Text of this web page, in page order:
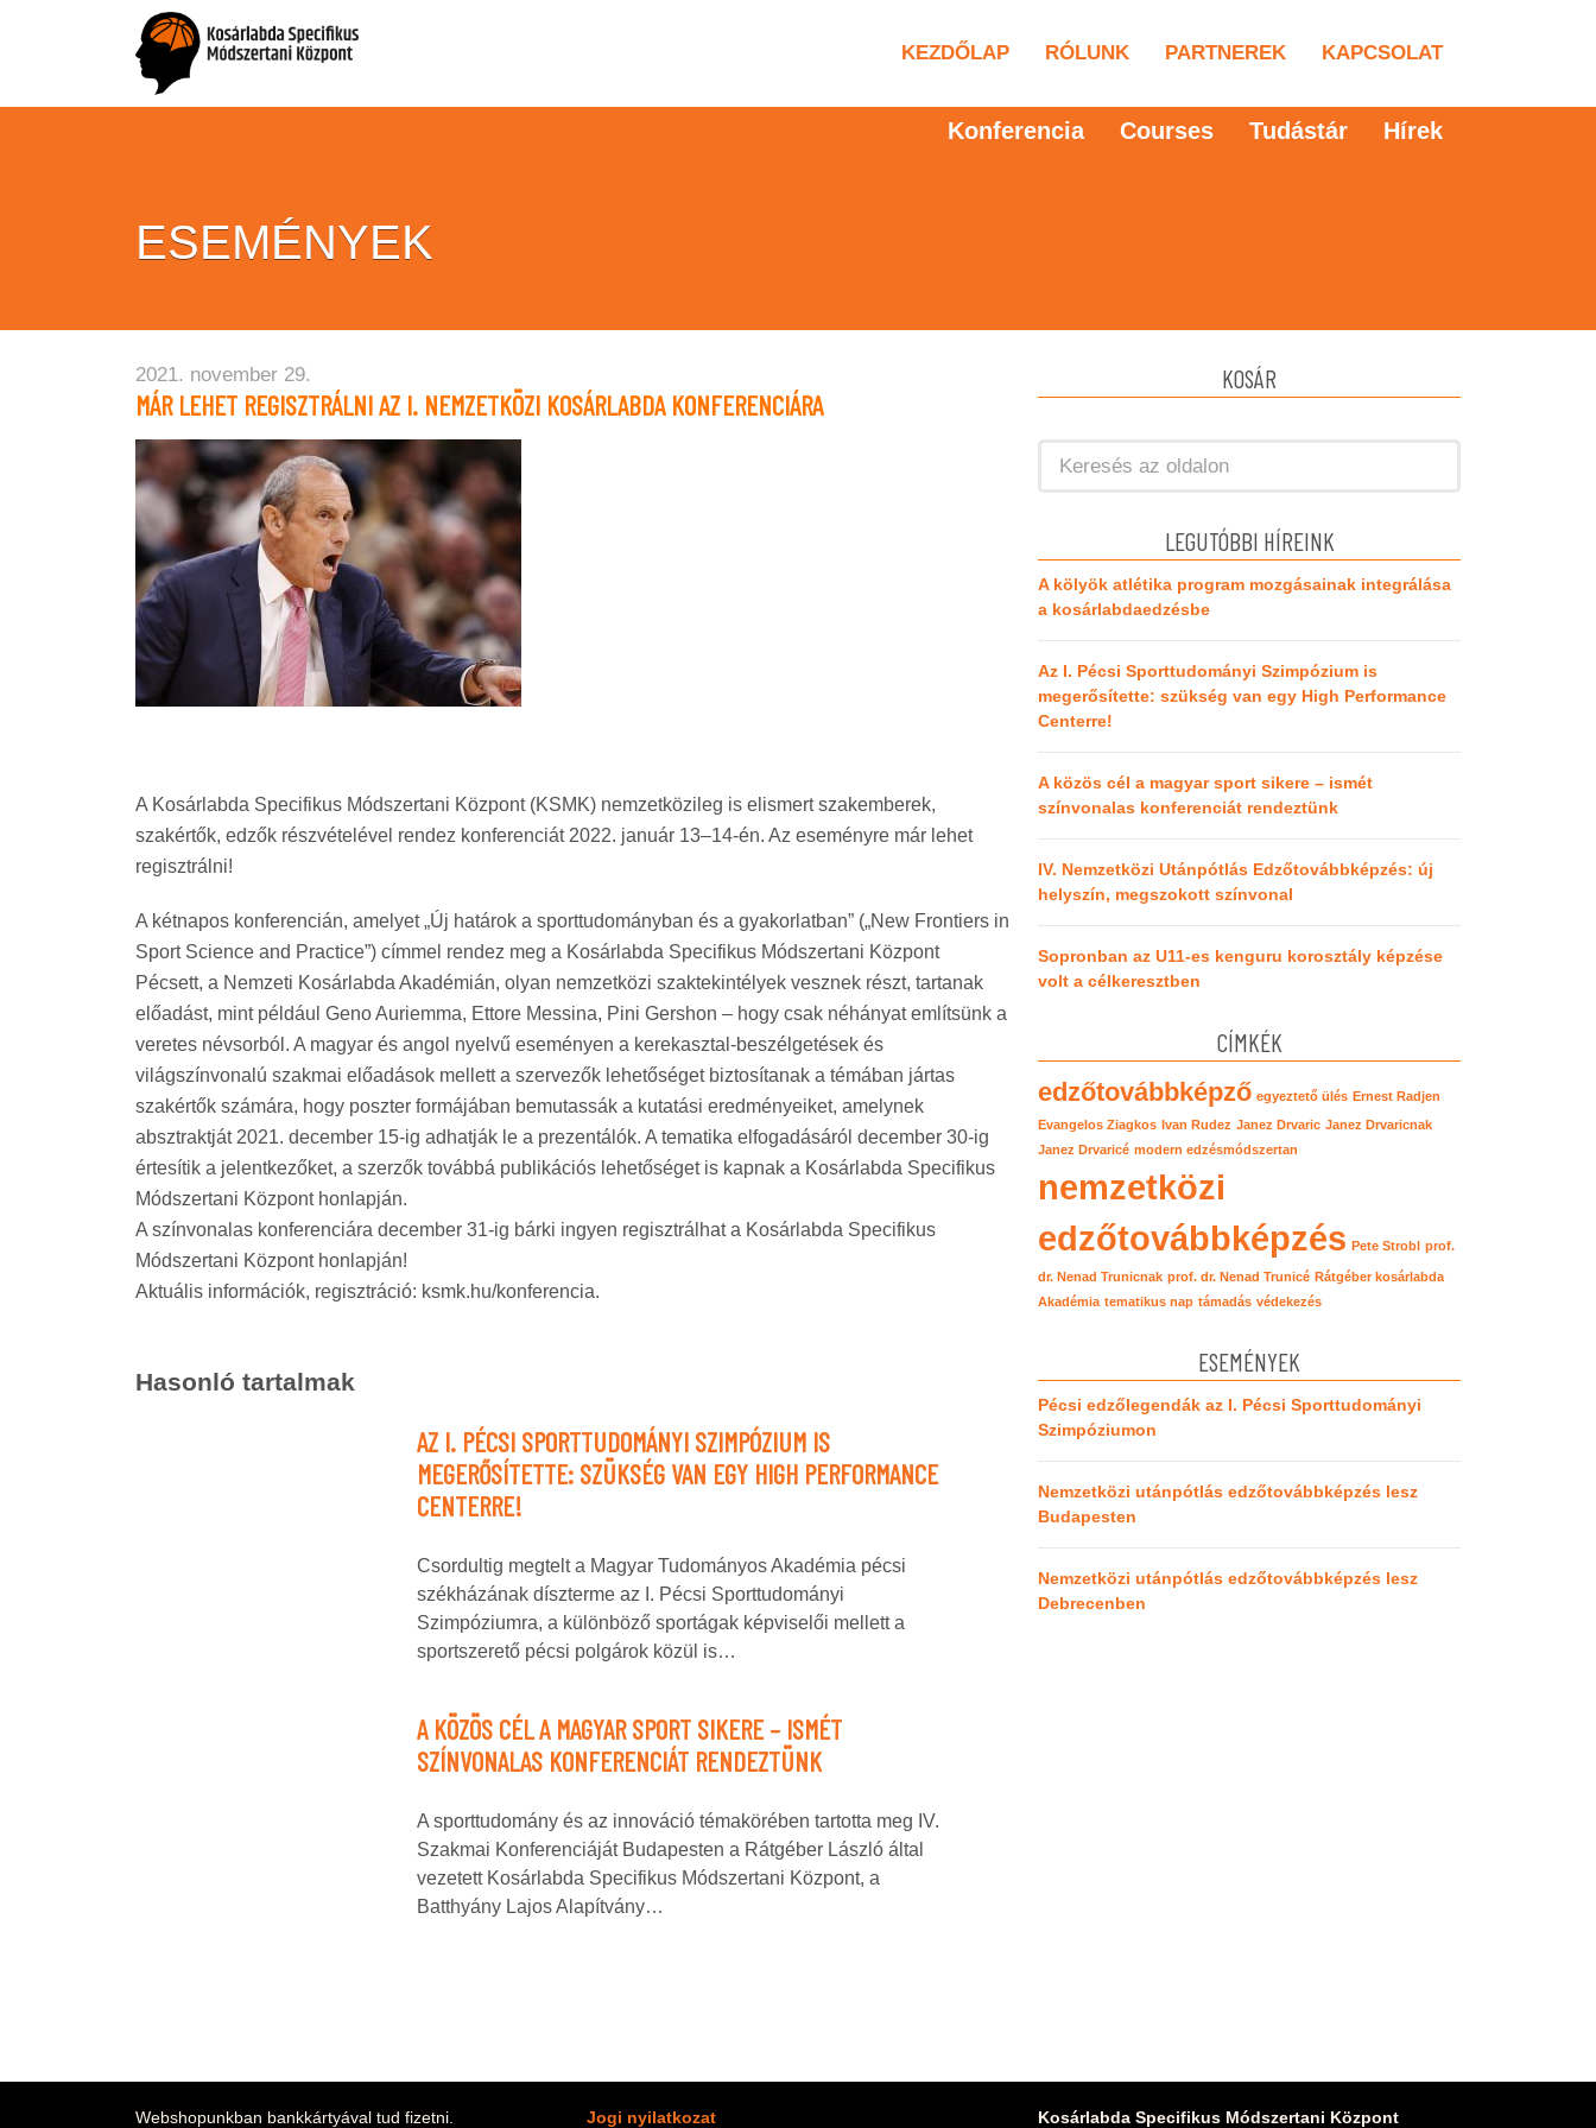
KEZDŐLAP RÓLUNK PARTNEREK KAPCSOLAT
Konferencia Courses Tudástár Hírek
ESEMÉNYEK
2021. november 29.
MÁR LEHET REGISZTRÁLNI AZ I. NEMZETKÖZI KOSÁRLABDA KONFERENCIÁRA
A Kosárlabda Specifikus Módszertani Központ (KSMK) nemzetközileg is elismert szakemberek,
szakértők, edzők részvételével rendez konferenciát 2022. január 13–14-én. Az eseményre már lehet
regisztrálni!
A kétnapos konferencián, amelyet „Új határok a sporttudományban és a gyakorlatban” („New Frontiers in
Sport Science and Practice”) címmel rendez meg a Kosárlabda Specifikus Módszertani Központ
Pécsett, a Nemzeti Kosárlabda Akadémián, olyan nemzetközi szaktekintélyek vesznek részt, tartanak
előadást, mint például Geno Auriemma, Ettore Messina, Pini Gershon – hogy csak néhányat említsünk a
veretes névsorból. A magyar és angol nyelvű eseményen a kerekasztal-beszélgetések és
világszínvonalú szakmai előadások mellett a szervezők lehetőséget biztosítanak a témában jártas
szakértők számára, hogy poszter formájában bemutassák a kutatási eredményeiket, amelynek
absztraktját 2021. december 15-ig adhatják le a prezentálók. A tematika elfogadásáról december 30-ig
értesítik a jelentkezőket, a szerzők továbbá publikációs lehetőséget is kapnak a Kosárlabda Specifikus
Módszertani Központ honlapján.
A színvonalas konferenciára december 31-ig bárki ingyen regisztrálhat a Kosárlabda Specifikus
Módszertani Központ honlapján!
Aktuális információk, regisztráció: ksmk.hu/konferencia.
Hasonló tartalmak
AZ I. PÉCSI SPORTTUDOMÁNYI SZIMPÓZIUM IS
MEGERŐSÍTETTE: SZÜKSÉG VAN EGY HIGH PERFORMANCE
CENTERRE!
Csordultig megtelt a Magyar Tudományos Akadémia pécsi
székházának díszterme az I. Pécsi Sporttudományi
Szimpóziumra, a különböző sportágak képviselői mellett a
sportszerető pécsi polgárok közül is…
A KÖZÖS CÉL A MAGYAR SPORT SIKERE – ISMÉT
SZÍNVONALAS KONFERENCIÁT RENDEZTÜNK
A sporttudomány és az innováció témakörében tartotta meg IV.
Szakmai Konferenciáját Budapesten a Rátgéber László által
vezetett Kosárlabda Specifikus Módszertani Központ, a
Batthyány Lajos Alapítvány…
KOSÁR
LEGUTÓBBI HÍREINK
A kölyök atlétika program mozgásainak integrálása
a kosárlabdaedzésbe
Az I. Pécsi Sporttudományi Szimpózium is
megerősítette: szükség van egy High Performance
Centerre!
A közös cél a magyar sport sikere – ismét
színvonalas konferenciát rendeztünk
IV. Nemzetközi Utánpótlás Edzőtovábbképzés: új
helyszín, megszokott színvonal
Sopronban az U11-es kenguru korosztály képzése
volt a célkeresztben
CÍMKÉK
edzőtovábbképző egyeztető ülés Ernest Radjen
Evangelos Ziagkos Ivan Rudez Janez Drvaric Janez Drvaricnak
Janez Drvaricé modern edzésmódszertan
nemzetközi
edzőtovábbképzés Pete Strobl prof.
dr. Nenad Trunicnak prof. dr. Nenad Trunicé Rátgéber kosárlabda
Akadémia tematikus nap támadás védekezés
ESEMÉNYEK
Pécsi edzőlegendák az I. Pécsi Sporttudományi
Szimpóziumon
Nemzetközi utánpótlás edzőtovábbképzés lesz
Budapesten
Nemzetközi utánpótlás edzőtovábbképzés lesz
Debrecenben
Webshopunkban bankkártyával tud fizetni. Jogi nyilatkozat Kosárlabda Specifikus Módszertani Központ